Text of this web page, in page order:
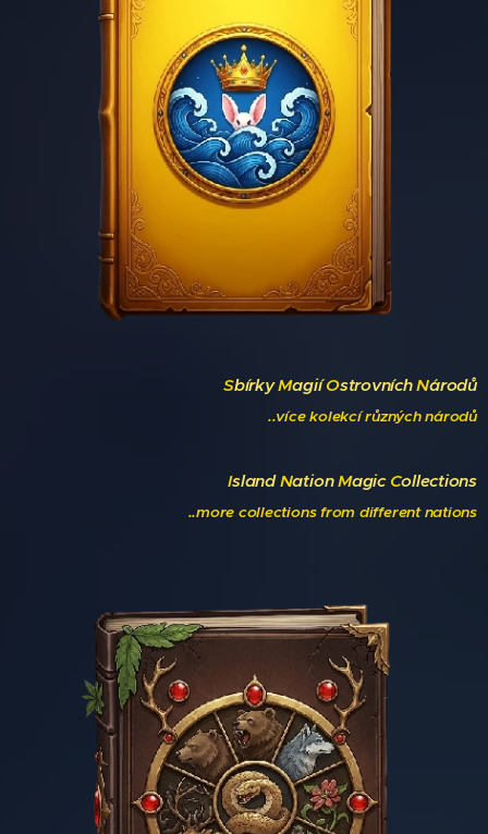
SbírkyMagiíOstrovníchNárodů
..více kolekcí různých národů
IslandNationMagic Collections
..more collections from different nations